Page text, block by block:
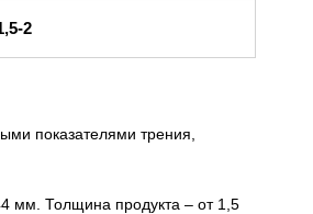
2
показателями трения,
мм. Толщина продукта – от 1,5